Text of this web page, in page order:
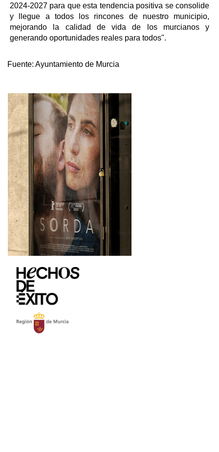
2024-2027 para que esta tendencia positiva se consolide
y llegue a todos los rincones de nuestro municipio,
mejorando la calidad de vida de los murcianos y
generando oportunidades reales para todos".
Fuente: Ayuntamiento de Murcia